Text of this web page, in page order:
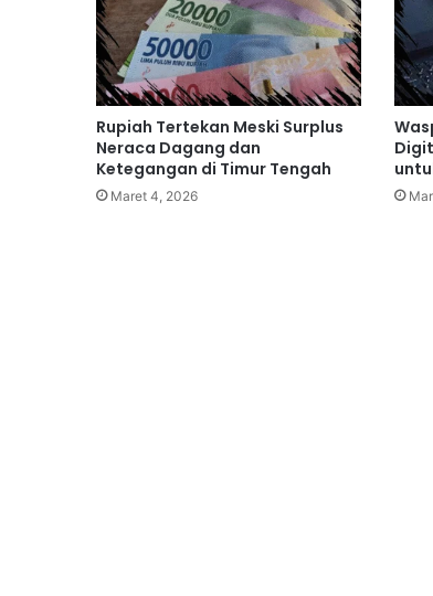
Rupiah Tertekan Meski Surplus
Neraca Dagang dan
Ketegangan di Timur Tengah
Maret 4, 2026